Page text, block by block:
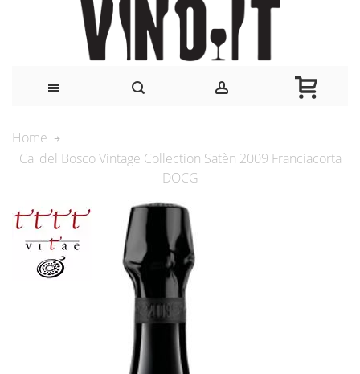
Home
Ca' del Bosco Vintage Collection Satèn 2009 Franciacorta
DOCG